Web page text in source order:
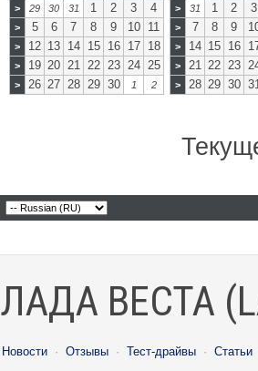
>
29 30 31 1 2 3 4
> 5 6 7 8 9 10 11
> 12 13 14 15 16 17 18
> 19 20 21 22 23 24 25
> 26 27 28 29 30 1 2
>
31 1 2 3
> 7 8 9
> 14 15 16
> 21 22 23
> 28 29 30
ЛАДА ВЕСТА
Новости · Отзывы · Тест-драйвы · Статьи